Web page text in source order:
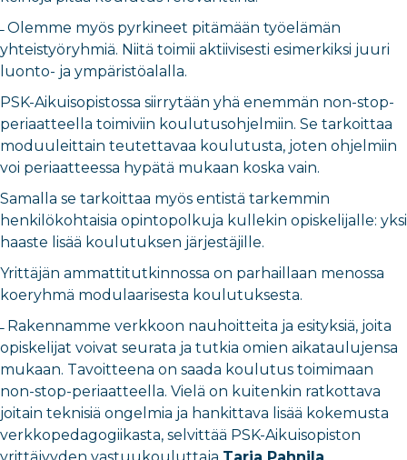
̶ Olemme myös pyrkineet pitämään työelämän
yhteistyöryhmiä. Niitä toimii aktiivisesti esimerkiksi juuri
luonto- ja ympäristöalalla.
PSK-Aikuisopistossa siirrytään yhä enemmän non-stop-
periaatteella toimiviin koulutusohjelmiin. Se tarkoittaa
moduuleittain teutettavaa koulutusta, joten ohjelmiin
voi periaatteessa hypätä mukaan koska vain.
Samalla se tarkoittaa myös entistä tarkemmin
henkilökohtaisia opintopolkuja kullekin opiskelijalle: yksi
haaste lisää koulutuksen järjestäjille.
Yrittäjän ammattitutkinnossa on parhaillaan menossa
koeryhmä modulaarisesta koulutuksesta.
̶ Rakennamme verkkoon nauhoitteita ja esityksiä, joita
opiskelijat voivat seurata ja tutkia omien aikataulujensa
mukaan. Tavoitteena on saada koulutus toimimaan
non-stop-periaatteella. Vielä on kuitenkin ratkottava
joitain teknisiä ongelmia ja hankittava lisää kokemusta
verkkopedagogiikasta, selvittää PSK-Aikuisopiston
yrittäjyyden vastuukouluttaja Tarja Pahnila.